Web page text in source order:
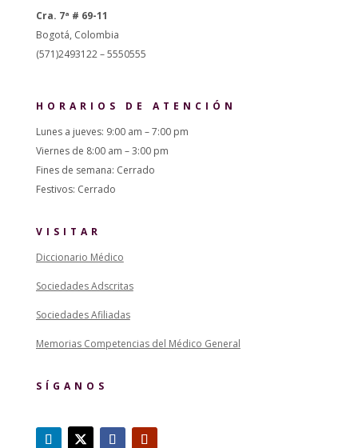
Cra. 7ª # 69-11
Bogotá, Colombia
(571)2493122 – 5550555
HORARIOS DE ATENCIÓN
Lunes a jueves: 9:00 am – 7:00 pm
Viernes de 8:00 am – 3:00 pm
Fines de semana: Cerrado
Festivos: Cerrado
VISITAR
Diccionario Médico
Sociedades Adscritas
Sociedades Afiliadas
Memorias Competencias del Médico General
SÍGANOS